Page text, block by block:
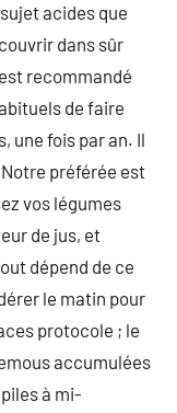
acides que
dans sûr
recommandé
de faire
une fois par an. Il
préférée est
vos légumes
de jus, et
dépend de ce
le matin pour
protocole ; le
accumulées
à mi-